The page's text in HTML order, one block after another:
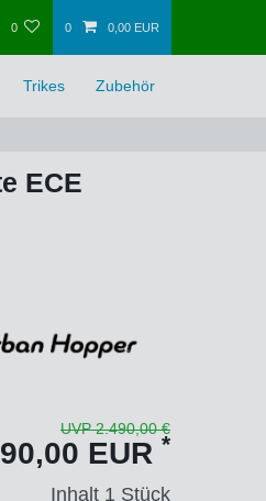
0 0 0,00 EUR
Trikes Zubehör
ECE
UVP 2.490,00 €
EUR *
Inhalt 1 Stück